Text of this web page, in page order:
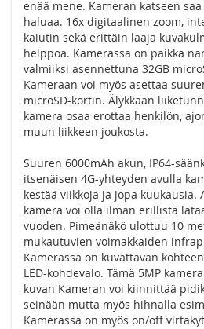
enää mene. Kameran katseen
haluaa. 16x digitaalinen zoom,
kaiutin sekä erittäin laaja
helppoa. Kamerassa on paikka
valmiiksi asennettuna 32GB
Kameraan voi myös asettaa
microSD-kortin. Älykkään
kamera osaa erottaa henkilön,
muun liikkeen joukosta.
Suuren 6000mAh akun, IP64-
itsenäisen 4G-yhteyden avulla
kestää viikkoja ja jopa
kamera voi olla ilman erillistä
vuoden. Pimeänäkö ulottuu 10
mukautuvien voimakkaiden
Kamerassa on kuvattavan
LED-kohdevalo. Tämä 5MP
kuvan Kameran voi kiinnittää
seinään mutta myös hihnalla
Kamerassa on myös on/off